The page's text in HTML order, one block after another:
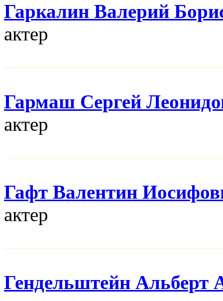
Гаркалин Валерий
актер
Гармаш Сергей
актер
Гафт Валентин
актер
Гендельштейн Альберт